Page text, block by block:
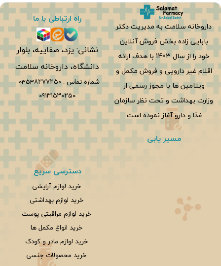
داروخانه سلامت به مدیریت دکتر
بابایی زاده بخش فروش آنلاین
خود را از سال 1403 با هدف ارائه
اقلام غیر دارویی و فروش مکمل و
ویتامین ها با مجوز رسمی از
وزارت بهداشت و تحت نظر سازمان
غذا و دارو آغاز نموده است.
راه ارتباطی با ما
نشانی: یزد، صفاییه، بلوار
دانشگاه، داروخانه سلامت
شماره تماس :0353۸۲۷۷۲۵۰ -
۰۹۱۳۱۵۳۰۲۵۰
مسیر یابی
دسترسی سریع
خرید لوازم آرایشی
خرید لوازم بهداشتی
خرید لوازم مراقبتی پوست
خرید انواع مکمل ها
خرید لوازم مادر و کودک
خرید محصولات جنسی